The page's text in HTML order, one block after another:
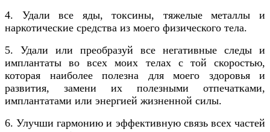
4. Удали все яды, токсины, тяжелые металлы и
наркотические средства из моего физического тела.
5. Удали или преобразуй все негативные следы и
имплантаты во всех моих телах с той скоростью,
которая наиболее полезна для моего здоровья и
развития, замени их полезными отпечатками,
имплантатами или энергией жизненной силы.
6. Улучши гармонию и эффективную связь всех частей